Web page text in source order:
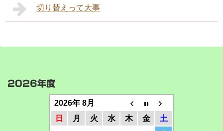
切り替えって大事
2026年度
2026年 8月
日
月 火 水 木 金
土